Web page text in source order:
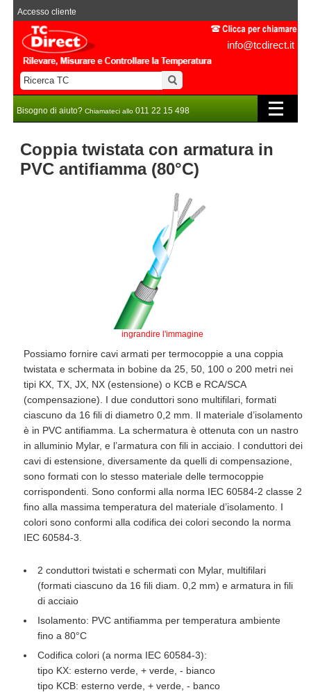
info@tcdirect.it
Accesso cliente
Bisogno di aiuto? Chiamateci allo 011 22 15 498
Coppia twistata con armatura in
PVC antifiamma (80°C)
ingrandire l'immagine
Possiamo fornire cavi armati per termocoppie a una coppia
twistata e schermata in bobine da 25, 50, 100 o 200 metri nei
tipi KX, TX, JX, NX (estensione) o KCB e RCA/SCA
(compensazione). I due conduttori sono multifilari, formati
ciascuno da 16 fili di diametro 0,2 mm. Il materiale d’isolamento
è in PVC antifiamma. La schermatura è ottenuta con un nastro
in alluminio Mylar, e l’armatura con fili in acciaio. I conduttori dei
cavi di estensione, diversamente da quelli di compensazione,
sono formati con lo stesso materiale delle termocoppie
corrispondenti. Sono conformi alla norma IEC 60584-2 classe 2
fino alla massima temperatura del materiale d’isolamento. I
colori sono conformi alla codifica dei colori secondo la norma
IEC 60584-3.
2 conduttori twistati e schermati con Mylar, multifilari
(formati ciascuno da 16 fili diam. 0,2 mm) e armatura in fili
di acciaio
Isolamento: PVC antifiamma per temperatura ambiente
fino a 80°C
Codifica colori (a norma IEC 60584-3):
tipo KX: esterno verde, + verde, - bianco
tipo KCB: esterno verde, + verde, - banco